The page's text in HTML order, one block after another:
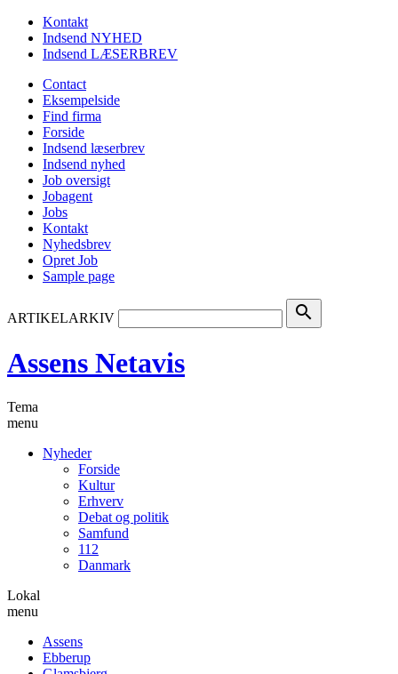
Kontakt
Indsend NYHED
Indsend LÆSERBREV
Contact
Eksempelside
Find firma
Forside
Indsend læserbrev
Indsend nyhed
Job oversigt
Jobagent
Jobs
Kontakt
Nyhedsbrev
Opret Job
Sample page
ARTIKELARKIV search
Assens Netavis
Tema
menu
Nyheder
Forside
Kultur
Erhverv
Debat og politik
Samfund
112
Danmark
Lokal
menu
Assens
Ebberup